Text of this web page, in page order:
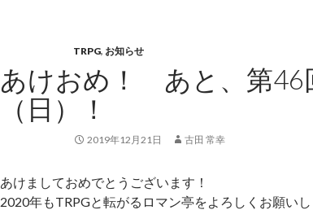
TRPG, お知らせ
あけおめ！ あと、第46
（日）！
2019年12月21日 古田 常幸
あけましておめでとうございます！
2020年もTRPGと転がるロマン亭をよろしくお願いし